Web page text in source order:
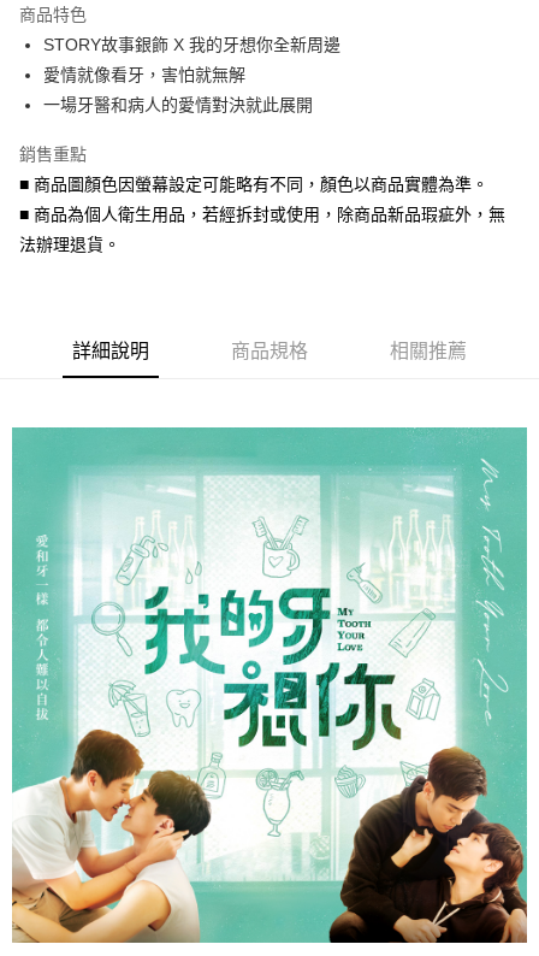
合作金庫商業銀行
華南商業銀行
彰化商業銀行
上海商業儲蓄銀行
國泰世華商業銀行
兆豐國際商業銀行
匯豐（台灣）商業銀行
聯邦商業銀行
遠東國際商業銀行
元大商業銀行
永豐商業銀行
台新國際商業銀行
6 期 0 利率 每期
華南商業銀行
上海商業儲蓄銀行
台北富邦商業銀行
臺灣中小企業銀行
匯豐（台灣）商業銀行
華泰商業銀行
聯邦商業銀行
遠東國際商業銀行
元大商業銀行
超商取貨付款
LINE Pay
Apple Pay
街口支付
悠遊付
相關說明
１．簡單：不需註冊會員、不需綁卡、不需儲值。
２．便利：只要手機號碼，簡訊認證，即可結帳。
３．安心：先確認商品／服務後，再付款。
【「AFTEE先享後付」結帳流程】
１．於結帳方式選擇「AFTEE先享後付」後，將跳轉至「AFTEE先享後付」
結帳頁面，進行簡訊認證並確認金額後，即可完成結帳。
２．訂單成立數日內，您將收到繳費通知簡訊。
３．收到繳費通知簡訊後14天內，點擊此簡訊中的連結，可透過四大超商／
ATM／網路銀行／等多元方式進行付款，方視為交易完成。
※ 請注意：結帳手續完成當下不需立刻繳費，但若您需要取消訂單，請聯絡
購買商品的店家。未經商家同意取消之訂單仍視為有效，需透過AFTEE先享
後付繳納相關費用。
※ 交易是否成功請以「AFTEE先享後付 」之結帳頁面顯示為準，若有關於
是否繳費成功／繳費後需取消欲退款等相關疑問，請聯繫「AFTEE先享後付
客戶支援中心」https://netprotections.freshdesk.com/support/home
【注意事項】
１．透過由恩沛科技股份有限公司提供之「AFTEE先享後付」服務完成之交
易，需依本服務之必要範圍內提供個人資料，並將交易相關給付款項請求債
權轉讓予恩沛科技股份有限公司。
２．關於個人資料處理事宜，請瀏覽以下網址：
https://aftee.tw/terms/#terms3
全家取貨付款
每筆NT$60，滿NT$1,500(含以上)免運費
付款後全家取貨
每筆NT$60，滿NT$1,500(含以上)免運費
7-11取貨付款
每筆NT$60，滿NT$1,500(含以上)免運費
付款後7-11取貨
每筆NT$60，滿NT$1,500(含以上)免運費
宅配
每筆NT$60，滿NT$1,500(含以上)免運費
付款後門市自取
商品特色
STORY故事銀飾 X 我的牙想你全新周邊
愛情就像看牙，害怕就無解
一場牙醫和病人的愛情對決就此展開
銷售重點
■ 商品圖顏色因螢幕設定可能略有不同，顏色以商品實體為準。
■ 商品為個人衛生用品，若經拆封或使用，除商品新品瑕疵外，無
法辦理退貨。
詳細說明 商品規格 相關推薦